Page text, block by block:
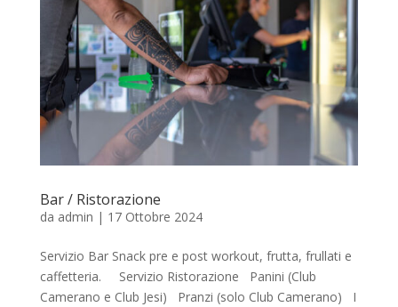
Bar / Ristorazione
da admin | 17 Ottobre 2024
Servizio Bar Snack pre e post workout, frutta, frullati e
caffetteria. Servizio Ristorazione Panini (Club
Camerano e Club Jesi) Pranzi (solo Club Camerano) I